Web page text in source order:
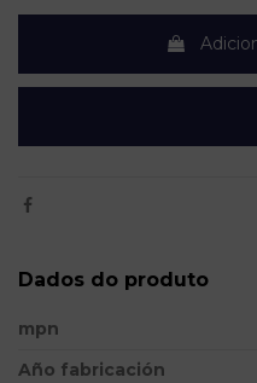
Dados do produto
mpn
Año fabricación